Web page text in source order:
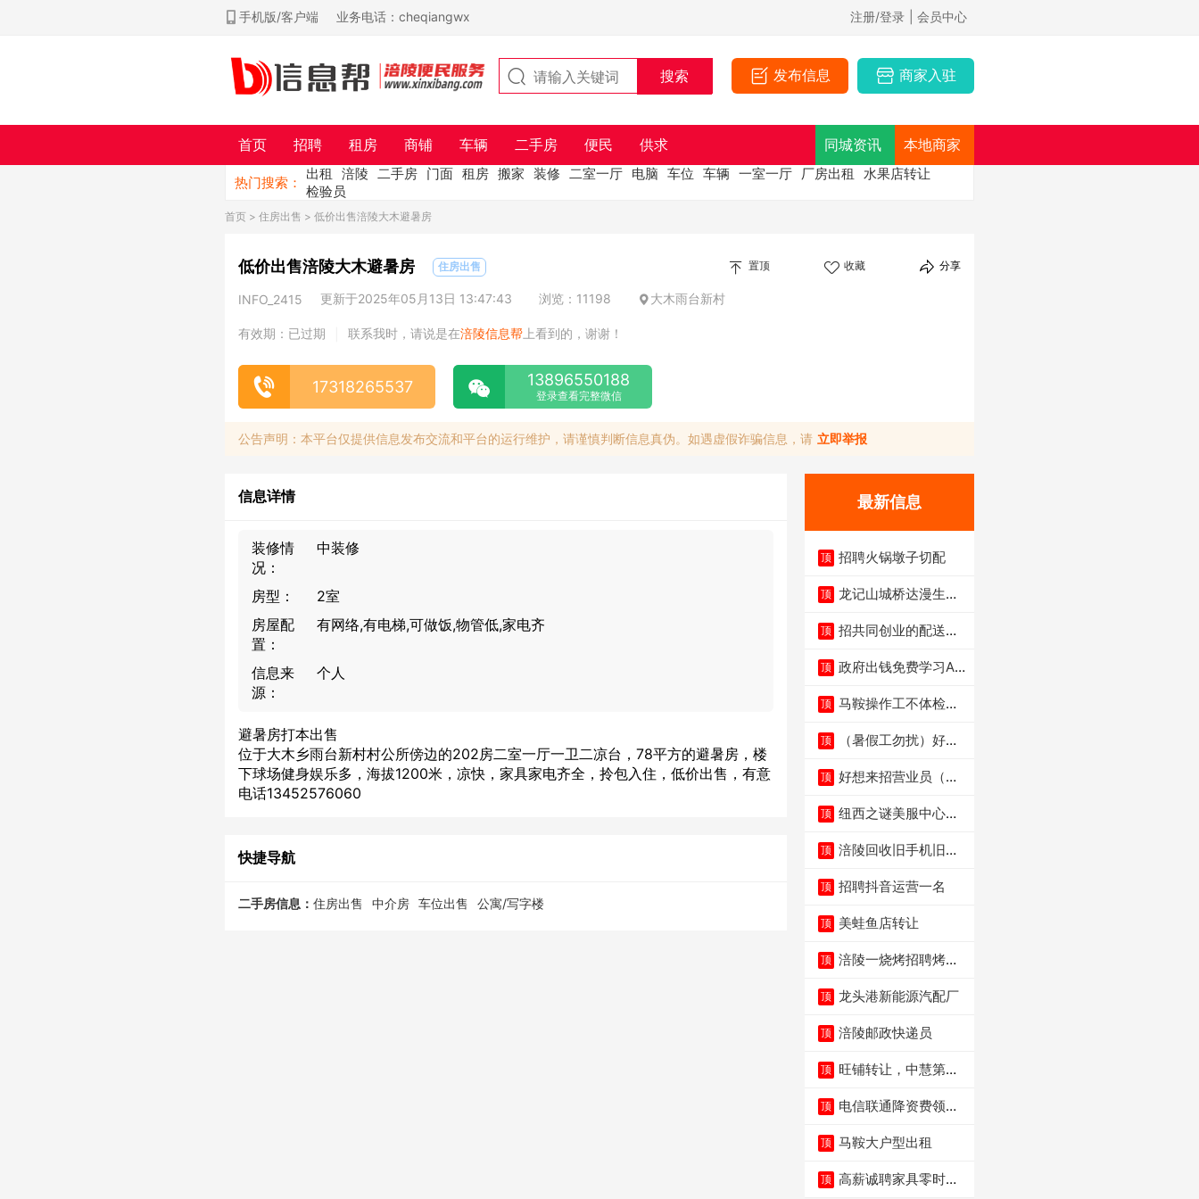
手机版/客户端 业务电话：cheqiangwx 注册/登录 | 会员中心
发布信息 商家入驻
首页 招聘 租房 商铺 车辆 二手房 便民 供求 同城资讯 本地商家
热门搜索：
出租 涪陵 二手房 门面 租房 搬家 装修 二室一厅 电脑 车位 车辆 一室一厅 厂房出租
水果店转让
检验员
首页 > 住房出售 > 低价出售涪陵大木避暑房
低价出售涪陵大木避暑房 住房出售 置顶 收藏 分享
INFO_2415 更新于2025年05月13日 13:47:43 浏览：11198 大木雨台新村
有效期：已过期 联系我时，请说是在涪陵信息帮 上看到的，谢谢！
17318265537 13896550188
登录查看完整微信
公告声明：本平台仅提供信息发布交流和平台的运行维护，请谨慎判断信息真伪。如遇虚假诈骗信息，请 立即举报
信息详情
装修情
况：
中装修
房型：
2室
房屋配
置：
有网络,有电梯,可做饭,物管低,家电齐
信息来
源：
个人
避暑房打本出售
位于大木乡雨台新村村公所傍边的202房二室一厅一卫二凉台，78平方的避暑房，楼
下球场健身娱乐多，海拔1200米，凉快，家具家电齐全，拎包入住，低价出售，有意
电话13452576060
快捷导航
二手房信息： 住房出售 中介房 车位出售 公寓/写字楼
最新信息
顶 招聘火锅墩子切配
顶 龙记山城桥达漫生活
顶 招共同创业的配送伙
顶 政府出钱免费学习AI
顶 马鞍操作工不体检男
顶
（暑假工勿扰）好想
顶 好想来招营业员（不
顶 纽西之谜美服中心招
顶 涪陵回收旧手机旧电
顶 招聘抖音运营一名
顶 美蛙鱼店转让
顶 涪陵一烧烤招聘烤工
顶 龙头港新能源汽配厂
顶 涪陵邮政快递员
顶 旺铺转让，中慧第一
顶 电信联通降资费领价
顶 马鞍大户型出租
顶 高薪诚聘家具零时促